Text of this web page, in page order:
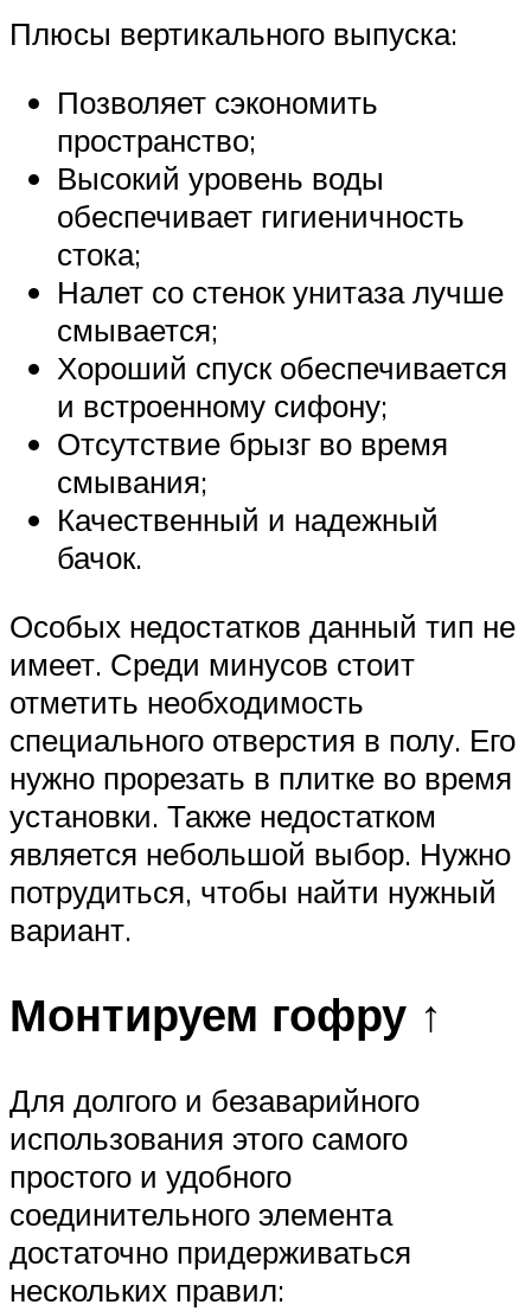
Плюсы вертикального выпуска:
Позволяет сэкономить
пространство;
Высокий уровень воды
обеспечивает гигиеничность
стока;
Налет со стенок унитаза лучше
смывается;
Хороший спуск обеспечивается
и встроенному сифону;
Отсутствие брызг во время
смывания;
Качественный и надежный
бачок.
Особых недостатков данный тип не
имеет. Среди минусов стоит
отметить необходимость
специального отверстия в полу. Его
нужно прорезать в плитке во время
установки. Также недостатком
является небольшой выбор. Нужно
потрудиться, чтобы найти нужный
вариант.
Монтируем гофру ↑
Для долгого и безаварийного
использования этого самого
простого и удобного
соединительного элемента
достаточно придерживаться
нескольких правил: